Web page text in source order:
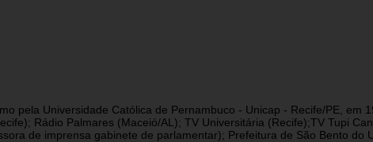
pela Universidade Católica de Pernambuco - Unicap - Recife/PE,
Rádio Palmares (Maceió/AL); TV Universitária (Recife);TV Tupi
de imprensa gabinete de parlamentar); Prefeitura de São Bento